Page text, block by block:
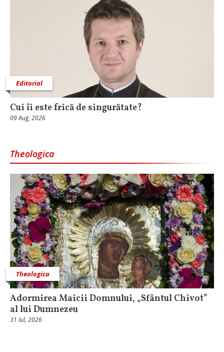
Editorial
Cui îi este frică de singurătate?
09 Aug, 2026
Theologica
Theologica
Adormirea Maicii Domnului, „Sfântul Chivot”
al lui Dumnezeu
31 Iul, 2026